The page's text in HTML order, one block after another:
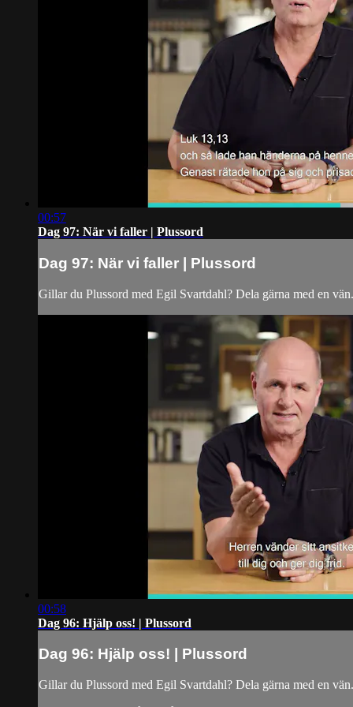
00:57
Dag 97: När vi faller | Plussord
Dag 97: När vi faller | Plussord
Gillar du Plussord med Egil Svartdahl? Dela gärna med en vän.
00:58
Dag 96: Hjälp oss! | Plussord
Dag 96: Hjälp oss! | Plussord
Gillar du Plussord med Egil Svartdahl? Dela gärna med en vän.